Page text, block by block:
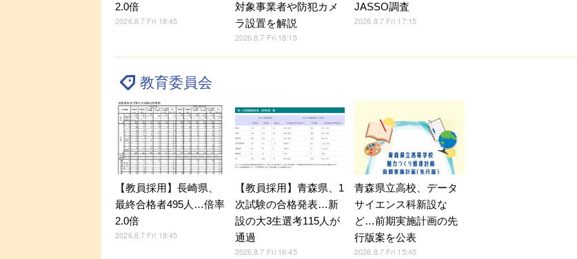
2.0倍
2026.8.7 Fri 18:45
対象事業者や防犯カメ
ラ設置を解説
2026.8.7 Fri 18:15
JASSO調査
2026.8.7 Fri 17:15
教育委員会
【教員採用】長崎県、
最終合格者495人…倍率
2.0倍
2026.8.7 Fri 18:45
【教員採用】青森県、1
次試験の合格発表…新
設の大3生選考115人が
通過
2026.8.7 Fri 16:45
青森県立高校、データ
サイエンス科新設な
ど…前期実施計画の先
行版案を公表
2026.8.7 Fri 15:45